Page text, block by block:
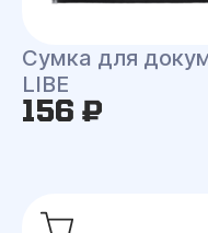
Сумка для
LIBE
156 ₽